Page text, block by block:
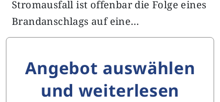
Stromausfall ist offenbar die Folge eines
Brandanschlags auf eine…
Angebot auswählen
und weiterlesen